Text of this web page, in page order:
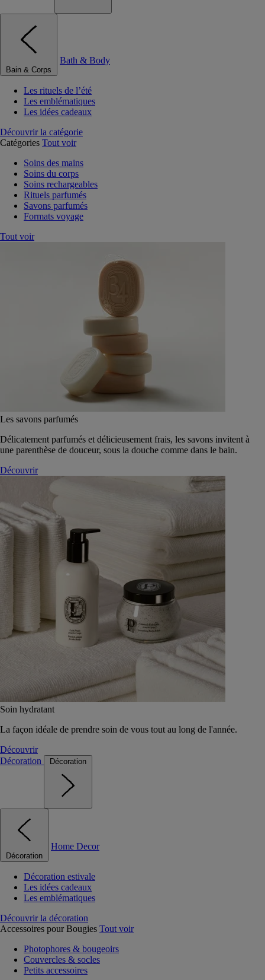
Bain & Corps
Bath & Body
Les rituels de l’été
Les emblématiques
Les idées cadeaux
Découvrir la catégorie
Catégories Tout voir
Soins des mains
Soins du corps
Soins rechargeables
Rituels parfumés
Savons parfumés
Formats voyage
Tout voir
Les savons parfumés
Délicatement parfumés et délicieusement frais, les savons invitent à
une parenthèse de douceur, sous la douche comme dans le bain.
Découvrir
Soin hydratant
La façon idéale de prendre soin de vous tout au long de l'année.
Découvrir
Décoration
Décoration
Décoration
Home Decor
Décoration estivale
Les idées cadeaux
Les emblématiques
Découvrir la décoration
Accessoires pour Bougies Tout voir
Photophores & bougeoirs
Couvercles & socles
Petits accessoires